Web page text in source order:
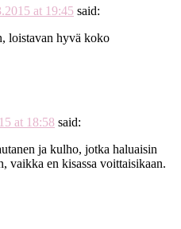
at 19:45 said:
loistavan hyvä koko
at 18:58 said:
ja kulho, jotka haluaisin
vaikka en kisassa voittaisikaan.